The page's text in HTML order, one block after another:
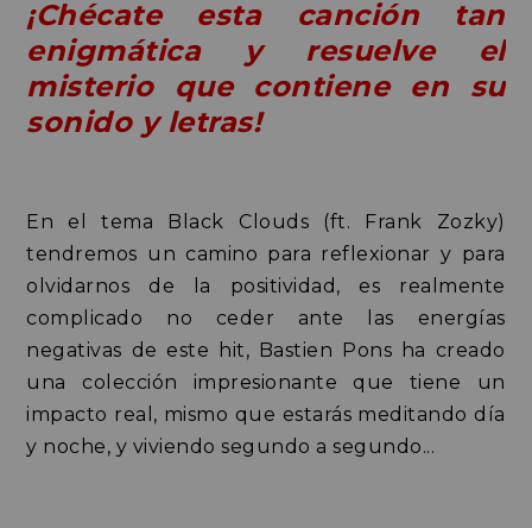
¡Chécate esta canción tan
enigmática y resuelve el
misterio que contiene en su
sonido y letras!
En el tema Black Clouds (ft. Frank Zozky)
tendremos un camino para reflexionar y para
olvidarnos de la positividad, es realmente
complicado no ceder ante las energías
negativas de este hit, Bastien Pons ha creado
una colección impresionante que tiene un
impacto real, mismo que estarás meditando día
y noche, y viviendo segundo a segundo...